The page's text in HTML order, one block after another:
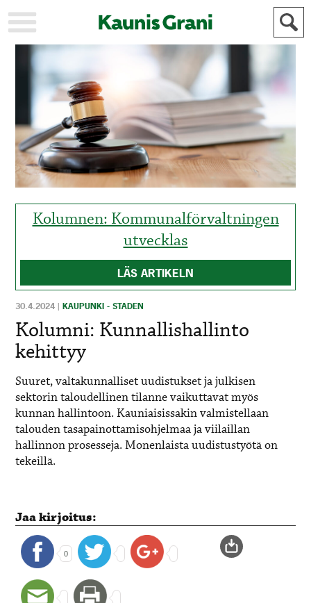
KAUPUNKI
STADEN
AJANKOHTAISTA
AKTUELLT
URHEILU
IDROTT
KULTTUURI
KULTUR
HISTORIA
HISTORIA
YLEINEN
ALLMÄN
MAINOSTAJILLE
FÖR
ANNONSÖRER
Kolumnen: Kommunalförvaltningen
utvecklas
LÄS ARTIKELN
30.4.2024 |KAUPUNKI - STADEN
Kolumni: Kunnallishallinto
kehittyy
Suuret, valtakunnalliset uudistukset ja julkisen
sektorin taloudellinen tilanne vaikuttavat myös
kunnan hallintoon. Kauniaisissakin valmistellaan
talouden tasapainottamisohjelmaa ja viilaillan
hallinnon prosesseja. Monenlaista uudistustyötä on
tekeillä.
Jaa kirjoitus:
0